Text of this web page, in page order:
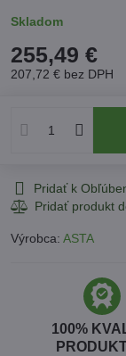
Skladom
255,49 €
207,72 € bez DPH
Pridať k
Výrobca: ASTA
100%